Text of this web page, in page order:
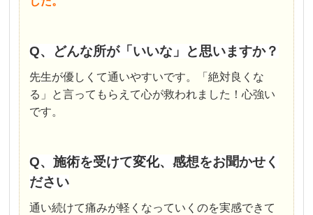
Q、どんな所が「いいな」と思いますか？
先生が優しくて通いやすいです。「絶対良くな
る」と言ってもらえて心が救われました！心強い
です。
Q、施術を受けて変化、感想をお聞かせく
ださい
通い続けて痛みが軽くなっていくのを実感できて